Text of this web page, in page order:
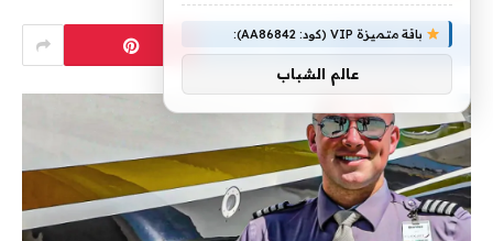
باقة متميزة VIP (كود: AA86842):
عالم الشباب